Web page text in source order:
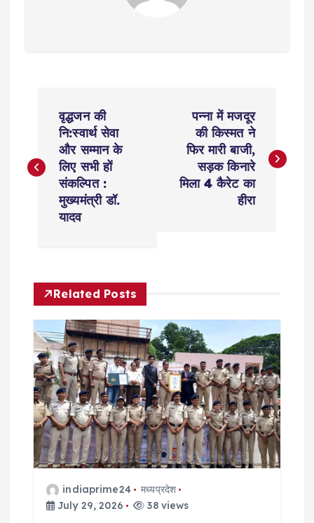
s
a
v
g
a
t
वृद्धजन की
नि:स्वार्थ सेवा
और सम्मान के
लिए सभी हों
संकल्पित :
मुख्यमंत्री डॉ.
यादव
पन्ना में मजदूर
की किस्मत ने
फिर मारी बाजी,
सड़क किनारे
मिला 4 कैरेट का
हीरा
Related Posts
indiaprime24
मध्यप्रदेश
July 29, 2026
38 views